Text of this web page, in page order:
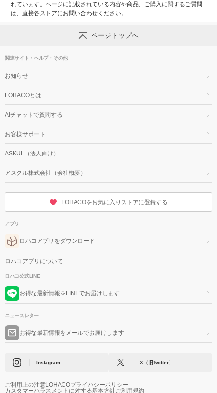
れています。ページに記載されている内容や商品、ご購入に関するご質問
は、直接各ストアにお問い合わせください。
ページトップへ
関連サイト・ヘルプ・その他
お知らせ
LOHACOとは
AIチャットで質問する
お客様サポート
ASKUL（法人向け）
アスクル株式会社（会社概要）
LOHACOをお気に入りストアに登録する
アプリ
ロハコアプリをダウンロード
ロハコアプリについて
ロハコ公式LINE
お得な最新情報をLINEでお届けします
ニュースレター
お得な最新情報をメールでお届けします
Instagram X（旧Twitter）
ご利用上の注意LOHACOプライバシーポリシー
カスタマーハラスメントに対する基本方針ご利用規約